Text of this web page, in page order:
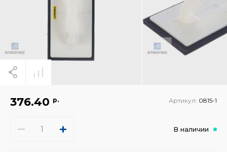
376.40 р. Артикул: 0815-1
В наличии